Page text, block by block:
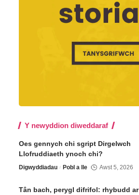
Y newyddion diweddaraf
Oes gennych chi sgript Dirgelwch
Llofruddiaeth ynoch chi?
Digwyddiadau Pobl a lle Awst 5, 2026
Tân bach, perygl difrifol: rhybudd ar